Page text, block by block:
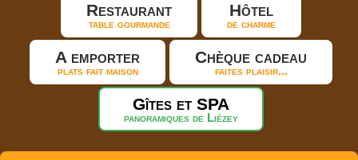
Restaurant
table gourmande
Hôtel
de charme
A emporter
plats fait maison
Chèque cadeau
faites plaisir...
Gîtes et SPA
panoramiques de Liézey